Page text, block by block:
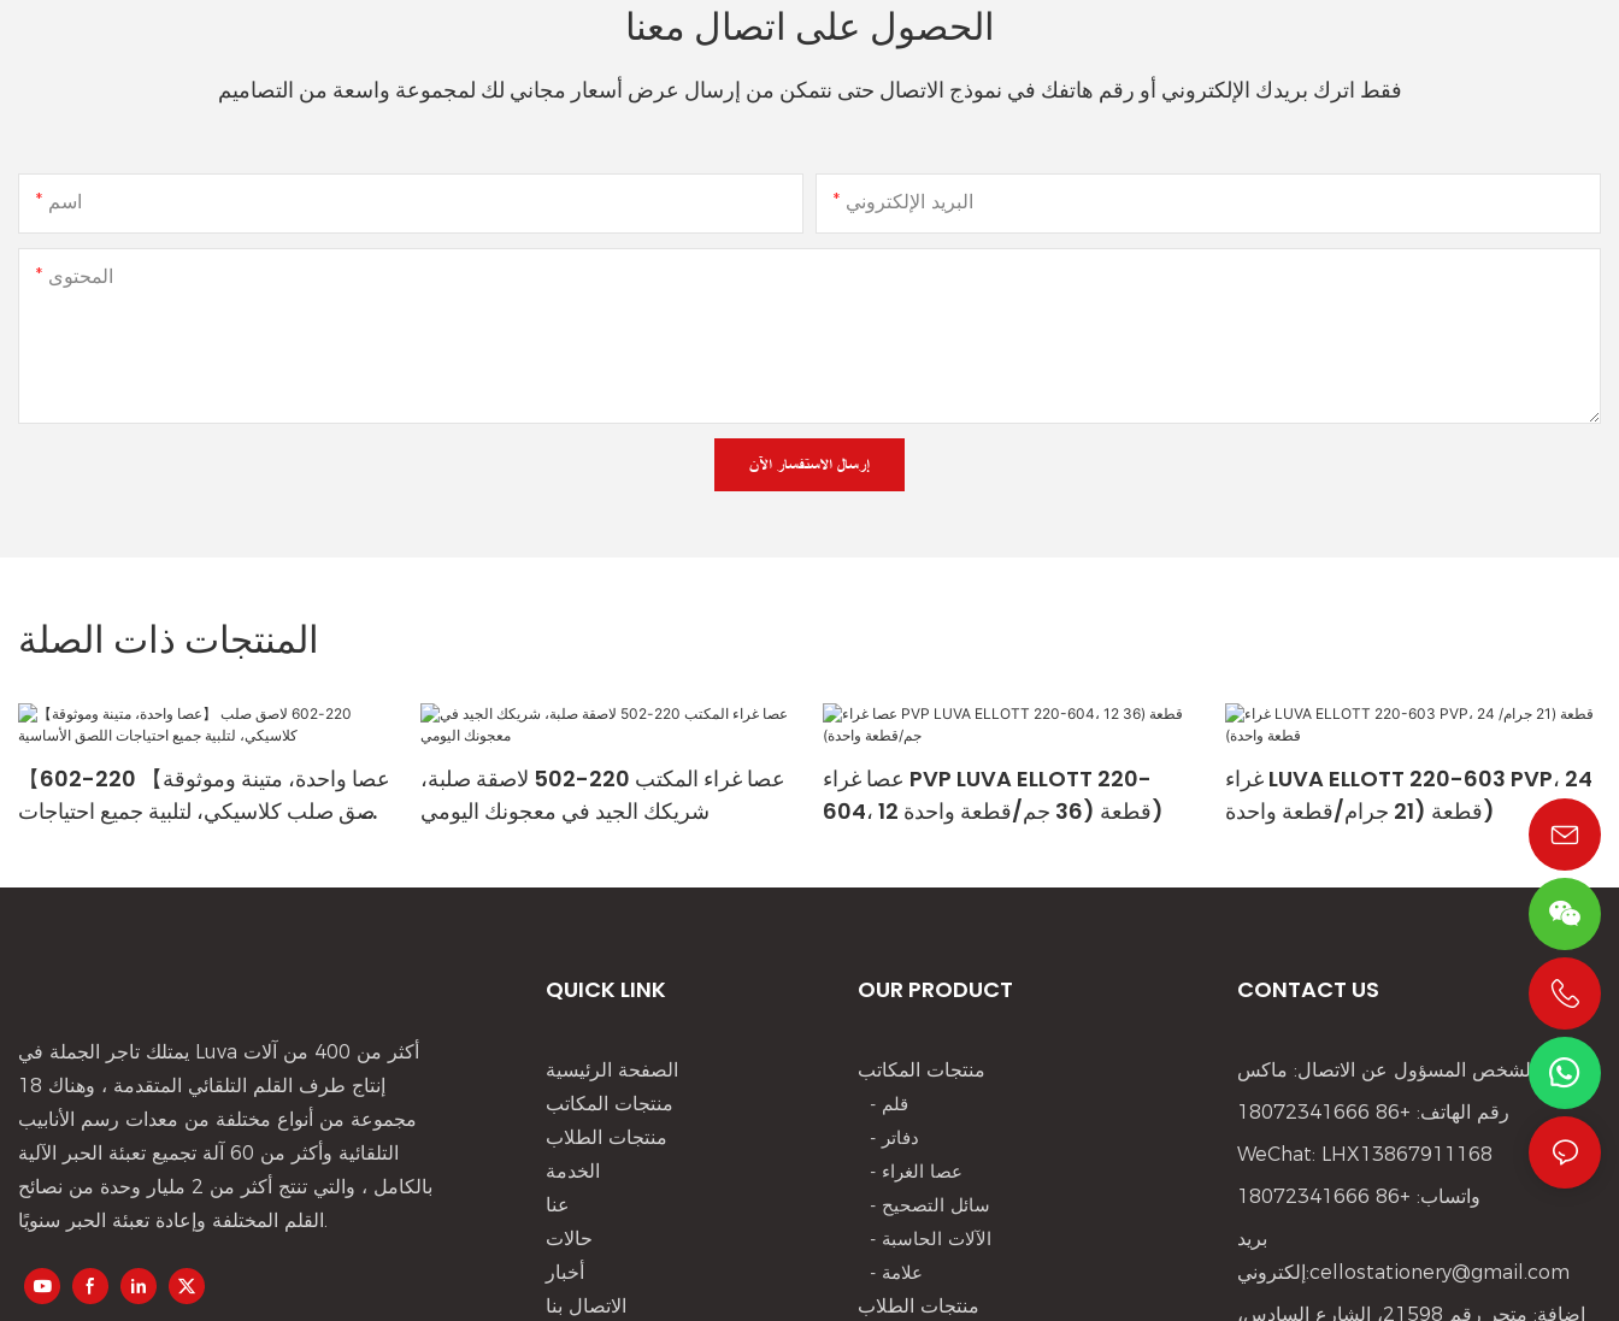
الحصول على اتصال معنا
فقط اترك بريدك الإلكتروني أو رقم هاتفك في نموذج الاتصال حتى نتمكن من إرسال عرض أسعار مجاني لك لمجموعة واسعة من التصاميم
اسم البريد الإلكتروني
المحتوى
إرسال الاستفسار الآن
المنتجات ذات الصلة
【عصا واحدة، متينة وموثوقة】 220-602
لاصق صلب كلاسيكي، لتلبية جميع احتياجات
عصا غراء المكتب 220-502 لاصقة صلبة،
شريكك الجيد في معجونك اليومي
عصا غراء PVP LUVA ELLOTT 220-
604، 12 قطعة (36 جم/قطعة واحدة)
غراء LUVA ELLOTT 220-603 PVP، 24
قطعة (21 جرام/قطعة واحدة)
يمتلك تاجر الجملة في Luva أكثر من 400 من آلات
إنتاج طرف القلم التلقائي المتقدمة ، وهناك 18
مجموعة من أنواع مختلفة من معدات رسم الأنابيب
التلقائية وأكثر من 60 آلة تجميع تعبئة الحبر الآلية
بالكامل ، والتي تنتج أكثر من 2 مليار وحدة من نصائح
QUICK LINK
الصفحة الرئيسية
منتجات المكاتب
منتجات الطلاب
الخدمة
عنا
حالات
أخبار
الاتصال بنا
OUR PRODUCT
منتجات المكاتب
- قلم
- دفاتر
- عصا الغراء
- سائل التصحيح
- الآلات الحاسبة
- علامة
منتجات الطلاب
CONTACT US
الشخص المسؤول عن الاتصال: ماكس
رقم الهاتف: +86 18072341666
WeChat: LHX13867911168
واتساب: +86 18072341666
بريد
إلكتروني:cellostationery@gmail.com
إضافة: متجر رقم 21598، الشارع السادس،